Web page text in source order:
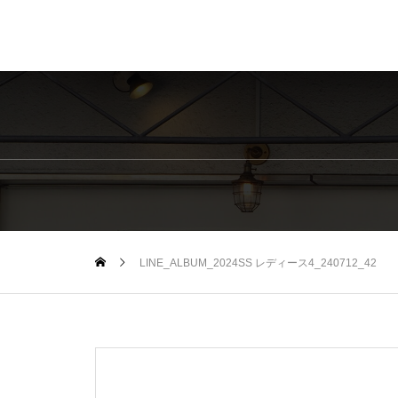
LINE_ALBUM_2024SS レディース4_240712_42